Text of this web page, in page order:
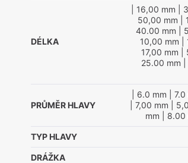
DÉLKA
| 16,00 mm |
50,00 mm |
40.00 mm |
10,00 mm |
17,00 mm |
25.00 mm
PRŮMĚR HLAVY
| 6.0 mm |
| 7,00 mm |
mm | 8.00
TYP HLAVY
DRÁŽKA